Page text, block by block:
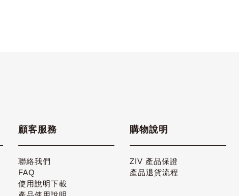
顧客服務
聯絡我們
FAQ
使用說明下載
購物說明
ZIV 產品保證
產品退貨流程